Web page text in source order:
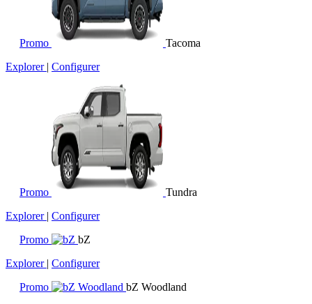
Promo
Tacoma
Explorer | Configurer
Promo
Tundra
Explorer | Configurer
Promo
bZ
Explorer | Configurer
Promo
bZ Woodland